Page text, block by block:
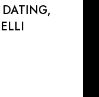
DATING,